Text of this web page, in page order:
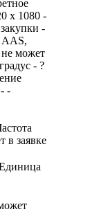
x 1080 -
-
AAS,
не может
- ?
-
в заявке